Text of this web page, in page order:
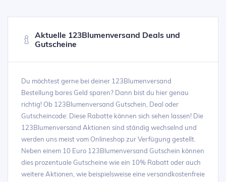
Aktuelle 123Blumenversand Deals und
Gutscheine
Du möchtest gerne bei deiner 123Blumenversand
Bestellung bares Geld sparen? Dann bist du hier genau
richtig! Ob 123Blumenversand Gutschein, Deal oder
Gutscheincode: Diese Rabatte können sich sehen lassen! Die
123Blumenversand Aktionen sind ständig wechselnd und
werden uns meist vom Onlineshop zur Verfügung gestellt.
Neben einem 10 Euro 123Blumenversand Gutschein können
dies prozentuale Gutscheine wie ein 10% Rabatt oder auch
weitere Aktionen, wie beispielsweise eine versandkostenfreie